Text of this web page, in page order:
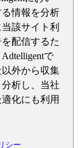
情報を分析
該サイト利
配信するた
で
外から収集
析し、当社
化にも利用
シー